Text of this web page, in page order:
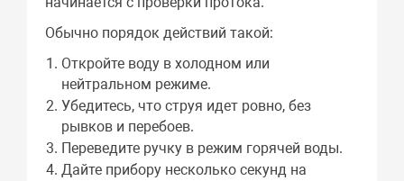
Обычно порядок действий такой:
Откройте воду в холодном или
нейтральном режиме.
Убедитесь, что струя идет ровно, без
рывков и перебоев.
Переведите ручку в режим горячей воды.
Дайте прибору несколько секунд на